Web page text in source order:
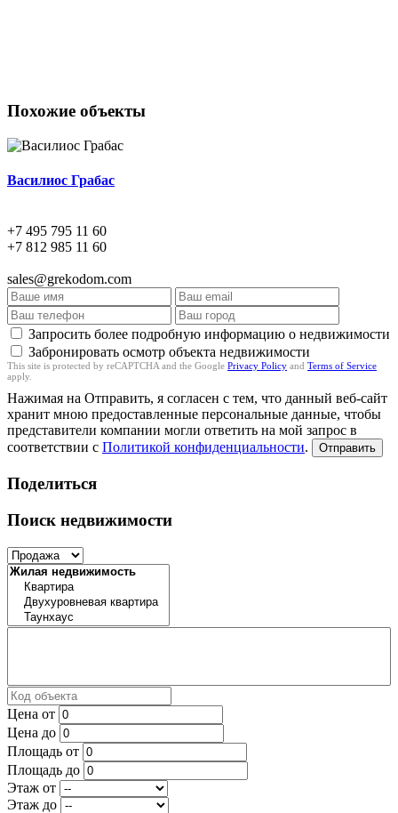
Похожие объекты
Василиос Грабас
+7 495 795 11 60
+7 812 985 11 60
sales@grekodom.com
Запросить более подробную информацию о недвижимости
Забронировать осмотр объекта недвижимости
This site is protected by reCAPTCHA and the Google Privacy Policy and Terms of Service
apply.
Нажимая на Отправить, я согласен с тем, что данный веб-сайт
хранит мною предоставленные персональные данные, чтобы
представители компании могли ответить на мой запрос в
соответствии с Политикой конфиденциальности. Отправить
Поделиться
Поиск недвижимости
Цена от
Цена до
Площадь от
Площадь до
Этаж от
Этаж до